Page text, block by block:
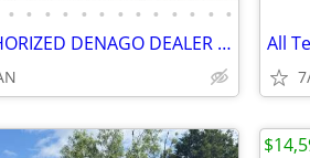
• • • • • • • • • • • • •
0% INTEREST AUTHORIZED DENAGO DEALER CUSTOM GOLF CARTS GOLF CART All